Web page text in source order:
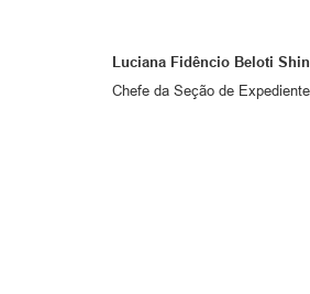
Luciana Fidêncio Beloti
Chefe da Seção de Expediente